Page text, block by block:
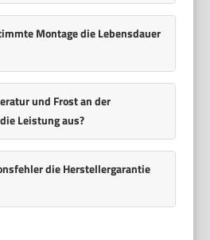
Montage die Lebensdauer
und Frost an der
Leistung aus?
die Herstellergarantie